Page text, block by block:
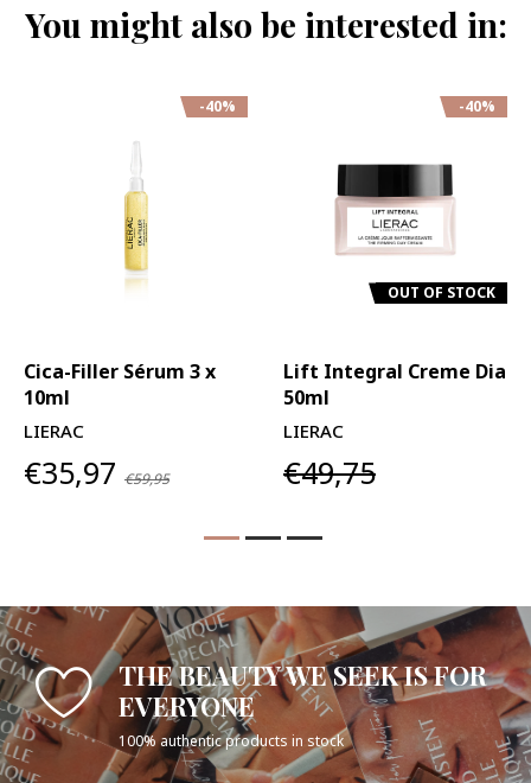
You might also be interested in:
-40%
Cica-Filler Sérum 3 x
10ml
LIERAC
€35,97 €59,95
-40%
OUT OF STOCK
Lift Integral Creme Dia
50ml
LIERAC
€49,75
THE BEAUTY WE SEEK IS FOR
EVERYONE
100% authentic products in stock